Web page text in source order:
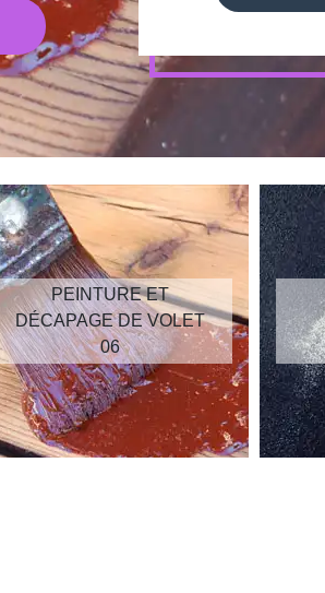
PEINTURE ET
DÉCAPAGE DE VOLET
06